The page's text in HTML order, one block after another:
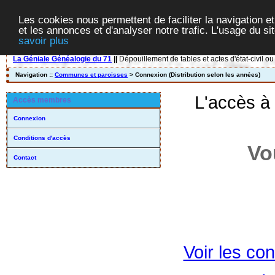
Les cookies nous permettent de faciliter la navigation
et les annonces et d'analyser notre trafic. L'usage du
savoir plus
La Géniale Généalogie du 71 Dépouillement de tables et actes d'état-civil
Navigation :: Communes et paroisses > Connexion (Distribution selon les années)
Accès membres
Connexion
Conditions d'accès
Contact
L'accès
Voir les